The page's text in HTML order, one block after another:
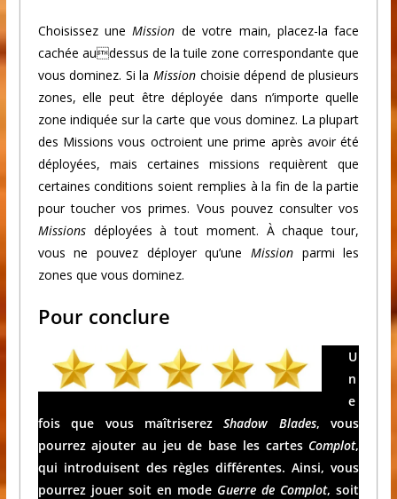
Choisissez uneMission de votre main, placez-la face
cachée audessus de la tuile zone correspondante que
vous dominez. Si la Mission choisie dépend de plusieurs
zones, elle peut être déployée dans n’importe quelle
zone indiquée sur la carte que vous dominez. La plupart
des Missions vous octroient une prime après avoir été
déployées, mais certaines missions requièrent que
certaines conditions soient remplies à la fin de la partie
pour toucher vos primes. Vous pouvez consulter vos
Missions déployées à tout moment. À chaque tour,
vous ne pouvez déployer qu’une Mission parmi les
zones que vous dominez.
Pour conclure
U
n
e
fois que vous maîtriserezShadow Blades, vous
pourrez ajouter au jeu de base les cartes Complot,
qui introduisent des règles différentes. Ainsi, vous
pourrez jouer soit en mode Guerre de Complot, soit